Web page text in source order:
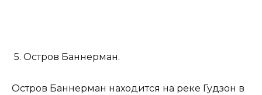
5. Остров Баннерман.
Остров Баннерман находится на реке Гудзон в